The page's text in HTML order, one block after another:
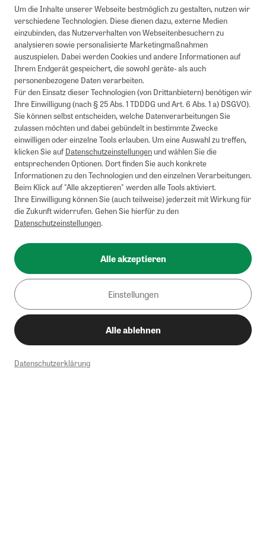
Um die Inhalte unserer Webseite bestmöglich zu gestalten, nutzen wir
verschiedene Technologien. Diese dienen dazu, externe Medien
einzubinden, das Nutzerverhalten von Webseitenbesuchern zu
analysieren sowie personalisierte Marketingmaßnahmen
auszuspielen. Dabei werden Cookies und andere Informationen auf
Ihrem Endgerät gespeichert, die sowohl geräte- als auch
personenbezogene Daten verarbeiten.
Für den Einsatz dieser Technologien (von Drittanbietern) benötigen wir
Ihre Einwilligung (nach § 25 Abs. 1 TDDDG und Art. 6 Abs. 1 a) DSGVO).
Sie können selbst entscheiden, welche Datenverarbeitungen Sie
zulassen möchten und dabei gebündelt in bestimmte Zwecke
einwilligen oder einzelne Tools erlauben. Um eine Auswahl zu treffen,
klicken Sie aufDatenschutzeinstellungenund wählen Sie die
entsprechenden Optionen. Dort finden Sie auch konkrete
Informationen zu den Technologien und den einzelnen Verarbeitungen.
Beim Klick auf "Alle akzeptieren" werden alle Tools aktiviert.
Ihre Einwilligung können Sie (auch teilweise) jederzeit mit Wirkung für
die Zukunft widerrufen. Gehen Sie hierfür zu den
Datenschutzeinstellungen.
Alle akzeptieren
Einstellungen
Alle ablehnen
Datenschutzerklärung